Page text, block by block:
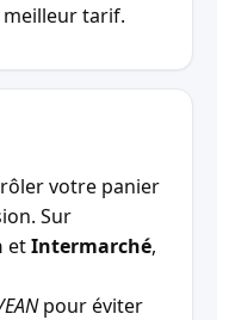
meilleur tarif.
votre panier
Sur
etIntermarché,
pour éviter